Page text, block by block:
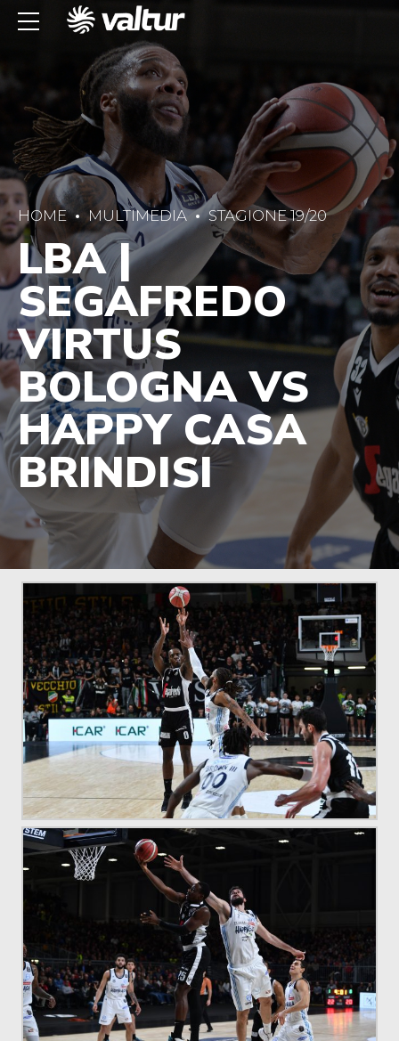
HOME MULTIMEDIA STAGIONE 19/20
LBA |
SEGAFREDO
VIRTUS
BOLOGNA VS
HAPPY CASA
BRINDISI